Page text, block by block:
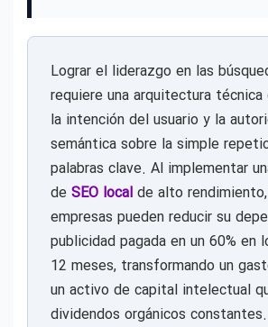
Lograr el liderazgo en las
requiere una arquitectura
la intención del usuario y la
semántica sobre la simple
palabras clave. Al implementar
de SEO local de alto
empresas pueden reducir su
publicidad pagada en un 60% en
12 meses, transformando un
un activo de capital intelectual
dividendos orgánicos constantes.